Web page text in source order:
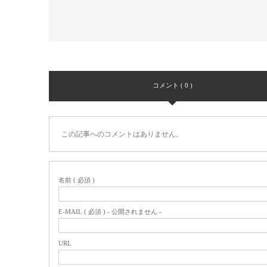
コメント ( 0 )
この記事へのコメントはありません。
名前 ( 必須 )
E-MAIL ( 必須 ) - 公開されません -
URL